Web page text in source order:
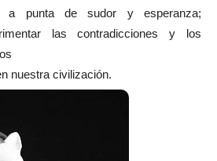
a punta de sudor y esperanza;
las contradicciones y los
nuestra civilización.